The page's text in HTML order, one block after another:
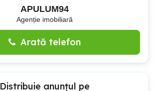
APULUM94
Agenție imobiliară
Arată telefon
Distribuie anunțul pe